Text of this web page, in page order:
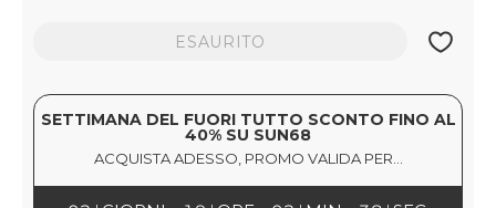
ESAURITO
SETTIMANA DEL FUORI TUTTO SCONTO FINO AL
40% SU SUN68
ACQUISTA ADESSO, PROMO VALIDA PER...